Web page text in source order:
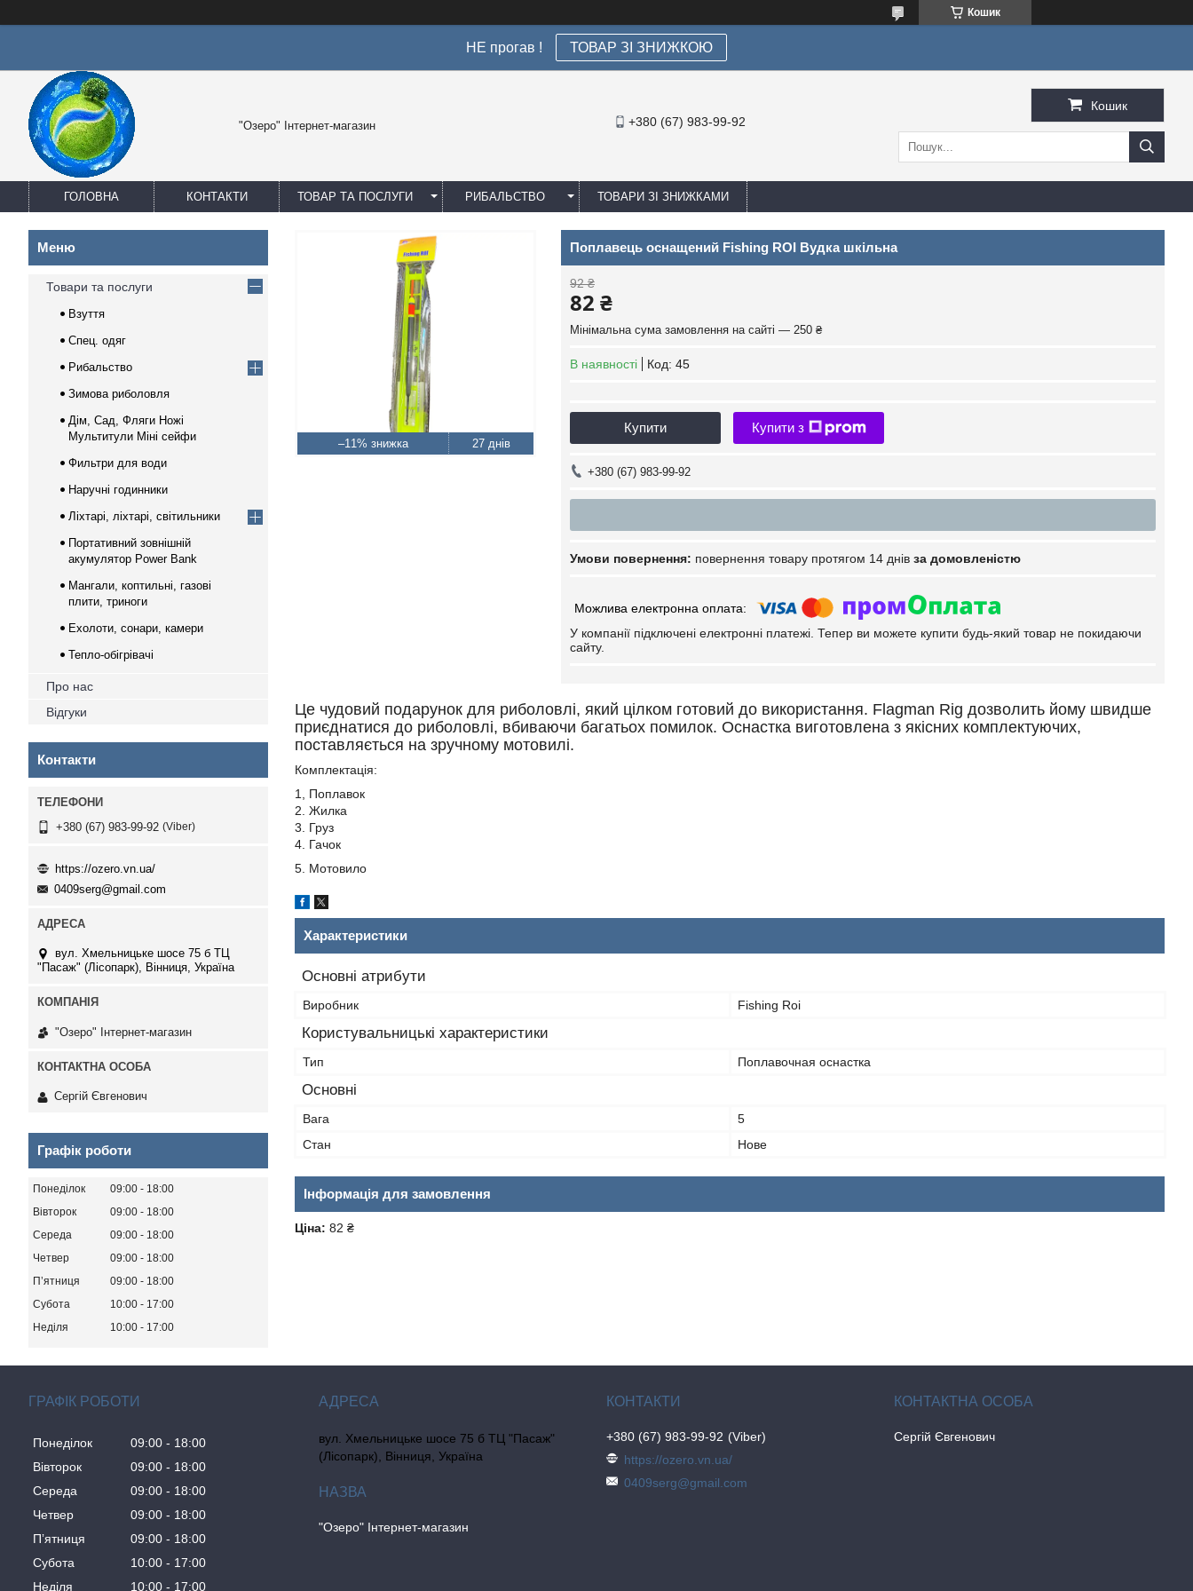
Кошик
НЕ прогав ! ТОВАР ЗІ ЗНИЖКОЮ
"Озеро" Інтернет-магазин +380 (67) 983-99-92
Кошик
ГОЛОВНА КОНТАКТИ ТОВАР ТА ПОСЛУГИ РИБАЛЬСТВО ТОВАРИ ЗІ ЗНИЖКАМИ
–11% 27 днів
Поплавець оснащений Fishing ROI Вудка шкільна
92 ₴
82 ₴
Мінімальна сума замовлення на сайті — 250 ₴
В наявності Код: 45
Купити Купити з
+380 (67) 983-99-92
повернення товару протягом 14 днів за домовленістю
У компанії підключені електронні платежі. Тепер ви можете купити будь-який товар не покидаючи
сайту.
Це чудовий подарунок для риболовлі, який цілком готовий до використання. Flagman Rig дозволить йому швидше
приєднатися до риболовлі, вбиваючи багатьох помилок. Оснастка виготовлена з якісних комплектуючих,
поставляється на зручному мотовилі.
Комплектація:
1, Поплавок
2. Жилка
3. Груз
4. Гачок
5. Мотовило
Характеристики
Основні атрибути
Виробник Fishing Roi
Користувальницькі характеристики
Тип Поплавочная оснастка
Основні
Вага
5
Стан
Нове
Інформація для замовлення
Ціна: 82 ₴
Товари та послуги
Взуття
Спец. одяг
Рибальство
Зимова риболовля
Дім, Сад, Фляги Ножі
Мультитули Міні сейфи
Фильтри для води
Наручні годинники
Ліхтарі, ліхтарі, світильники
Портативний зовнішній
акумулятор Power Bank
Мангали, коптильні, газові
плити, триноги
Ехолоти, сонари, камери
Тепло-обігрівачі
Про нас
Відгуки
Контакти
+380 (67) 983-99-92 Viber
https://ozero.vn.ua/
0409serg@gmail.com
вул. Хмельницьке шосе 75 б ТЦ
"Пасаж" (Лісопарк), Вінниця, Україна
"Озеро" Інтернет-магазин
Сергій Євгенович
Графік роботи
Понеділок 09:00
18:00
Вівторок
09:00
18:00
Середа
09:00
18:00
Четвер
09:00
18:00
Пʼятниця
09:00
18:00
Субота
10:00
17:00
Неділя
10:00 17:00
ГРАФІК РОБОТИ
Понеділок 09:00
18:00
Вівторок
09:00
18:00
Середа
09:00
18:00
Четвер
09:00
18:00
Пʼятниця
09:00
18:00
Субота
10:00
17:00
Неділя
10:00 17:00
вул. Хмельницьке шосе 75 б ТЦ "Пасаж"
(Лісопарк), Вінниця, Україна
"Озеро" Інтернет-магазин
+380 (67) 983-99-92
Viber
https://ozero.vn.ua/
0409serg@gmail.com
Сергій Євгенович